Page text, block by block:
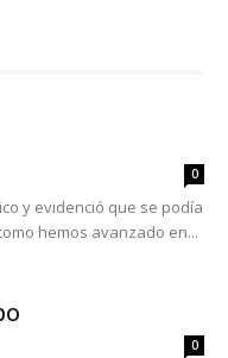
0
y evidenció que se podía
hemos avanzado en...
0